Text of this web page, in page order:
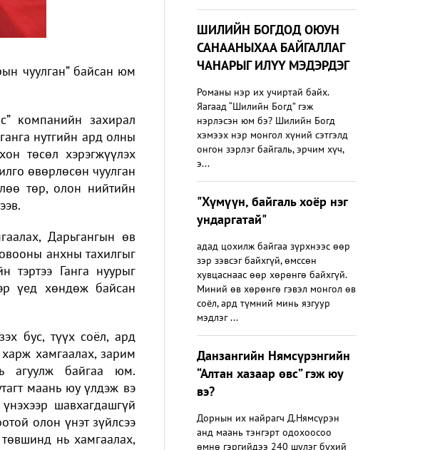
чуулган” байсан юм
компанийн захирал
нутгийн ард олны
төсөл хэрэгжүүлэх
өвөрлөсөн чуулган
төр, олон нийтийн
Дарьгангын өв
анхны тахилгыг
тэртээ Ганга нуурыг
үед хөндөж байсан
бус, түүх соёл, ард
хамгаалах, зарим
агуулж байгаа юм.
маань юу үлдэж вэ
шавхагдашгүй
олон үнэт зүйлсээ
нь хамгаалах,
ШИЛИЙН БОГДОД ОЮУН
САНААНЫХАА БАЙГАЛЛАГ
ЧАНАРЫГ ИЛҮҮ МЭДЭРДЭГ
Романы нэр их учиртай байх.
Яагаад “Шилийн Богд” гэж
нэрлэсэн юм бэ? Шилийн Богд
хэмээх нэр монгол хүний сэтгэлд
онгон зэрлэг байгаль, эрчим хүч,
э...
"Хүмүүн, байгаль хоёр нэг
ундаргатай"
адад цохилж байгаа зүрхнээс өөр
зэр зэвсэг байхгүй, өмссөн
хувцаснаас өөр хөрөнгө байхгүй.
Миний өв хөрөнгө гэвэл монгол өв
соёл, ард түмний минь язгуур
мэдлэг ...
Данзангийн Нямсүрэнгийн
“Алтан хазаар өвс” гэж юу
вэ?
Дорнын их найрагч Д.Нямсүрэн
анд маань тэнгэрт одохоосоо
өмнө гэргийдээ 240 шүлэг бүхий